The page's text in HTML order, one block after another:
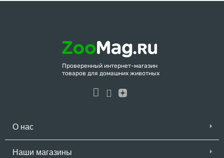
Проверенный интернет-магазин
товаров для домашних животных
О нас
Наши магазины